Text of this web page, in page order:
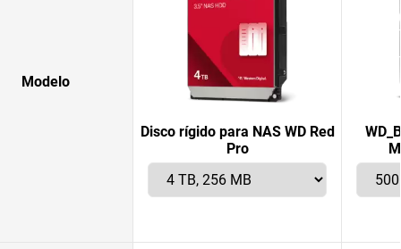
Modelo
Disco rígido para NAS WD Red
Pro